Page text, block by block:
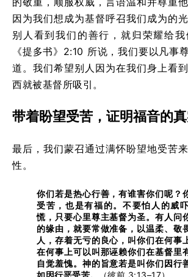
因为我们想成为基督呼召我们成为的
别人看到我们的善行，就归荣耀给
《提多书》2:10 所说，我们要以凡事
道。我们希望别人因为在我们身上看
西就被基督所吸引。
带着盼望受苦，证明福音的
最后，我们蒙召通过满怀盼望地受苦
性。
你们若是热心行善，有谁害你们呢？
受苦，也是有福的。不要怕人的威
慌，只要心里尊主基督为圣。有人问
的缘由，就要常做准备，以温柔、敬
人，存着无亏的良心，叫你们在何事
在何事上可以叫那诬赖你们在基督里
自觉羞愧。神的旨意若是叫你们因行
如因行恶受苦。
（彼前 3:13–17）